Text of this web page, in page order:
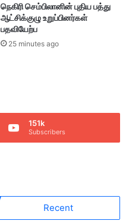
நெகிரி செம்பிலானின் புதிய பத்து
ஆட்சிக்குழு உறுப்பினர்கள்
பதவியேற்ப
25 minutes ago
151k
Subscribers
Recent